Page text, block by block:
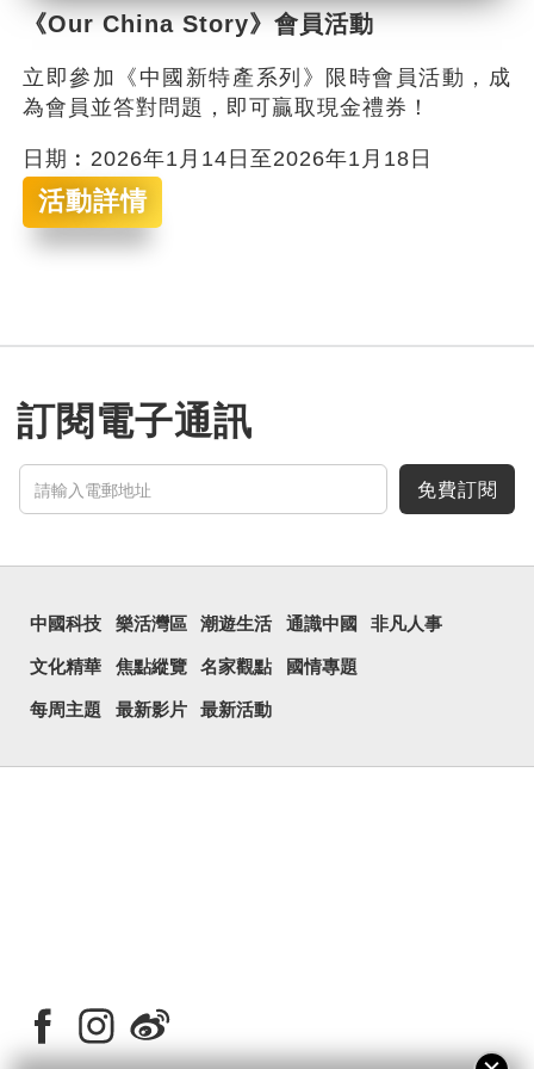
《Our China Story》會員活動
立即參加《中國新特產系列》限時會員活動，成
為會員並答對問題，即可贏取現金禮券！
日期︰2026年1月14日至2026年1月18日
活動詳情
訂閱電子通訊
免費訂閱
中國科技 樂活灣區 潮遊生活 通識中國 非凡人事
文化精華 焦點縱覽 名家觀點 國情專題
每周主題 最新影片 最新活動